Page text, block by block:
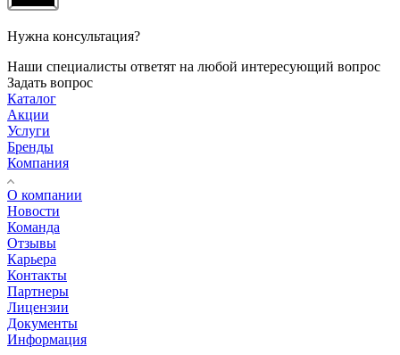
Нужна консультация?
Наши специалисты ответят на любой интересующий вопрос
Задать вопрос
Каталог
Акции
Услуги
Бренды
Компания
О компании
Новости
Команда
Отзывы
Карьера
Контакты
Партнеры
Лицензии
Документы
Информация